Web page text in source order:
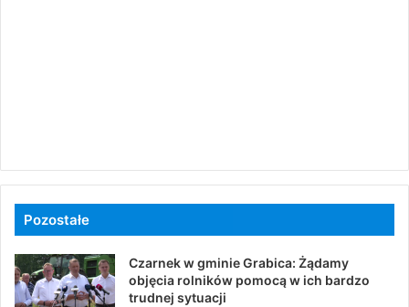
Pozostałe
Czarnek w gminie Grabica: Żądamy
objęcia rolników pomocą w ich bardzo
trudnej sytuacji